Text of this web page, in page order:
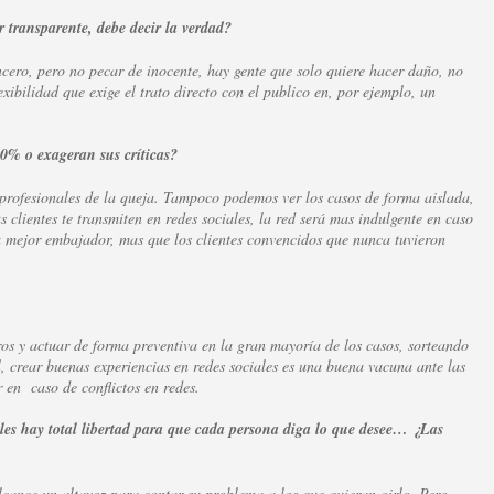
transparente, debe decir la verdad?
pero no pecar de inocente, hay gente que solo quiere hacer daño, no
que exige el trato directo con el publico en, por ejemplo, un
o exageran sus críticas?
de la queja. Tampoco podemos ver los casos de forma aislada,
te transmiten en redes sociales, la red será mas indulgente en caso
embajador, mas que los clientes convencidos que nunca tuvieron
y actuar de forma preventiva en la gran mayoría de los casos, sorteando
buenas experiencias en redes sociales es una buena vacuna ante las
en caso de conflictos en redes.
hay total libertad para que cada persona diga lo que desee… ¿Las